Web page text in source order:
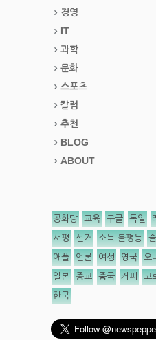
경영
IT
과학
문화
스포츠
칼럼
추천
BLOG
ABOUT
공화당 교육 구글 독일
서평 선거 소득 불평등
애플 언론 여성 영국 오
일본 종교 중국 커피 코
한국